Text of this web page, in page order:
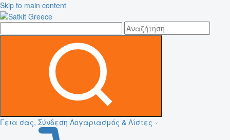
Skip to main content
Γεια σας, Σύνδεση Λογαριασμός & Λίστες